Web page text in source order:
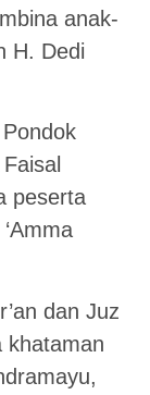
anak-
H. Dedi
peserta
dan Juz
khataman